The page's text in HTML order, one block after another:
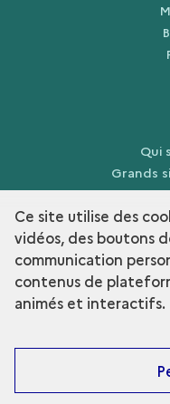
Qui
Grands
Découvrir la collection
Ce site utilise des
vidéos, des boutons
communication
contenus de
animés et interactifs.